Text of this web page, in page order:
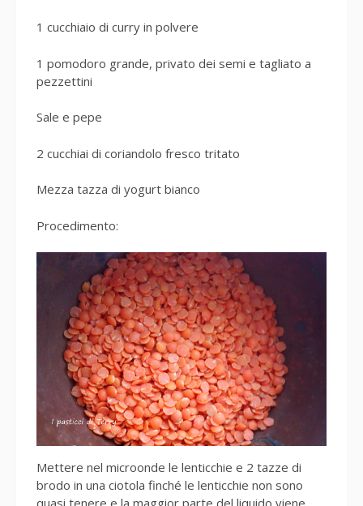
1 cucchiaio di curry in polvere
1 pomodoro grande, privato dei semi e tagliato a
pezzettini
Sale e pepe
2 cucchiai di coriandolo fresco tritato
Mezza tazza di yogurt bianco
Procedimento:
Mettere nel microonde le lenticchie e 2 tazze di
brodo in una ciotola finché le lenticchie non sono